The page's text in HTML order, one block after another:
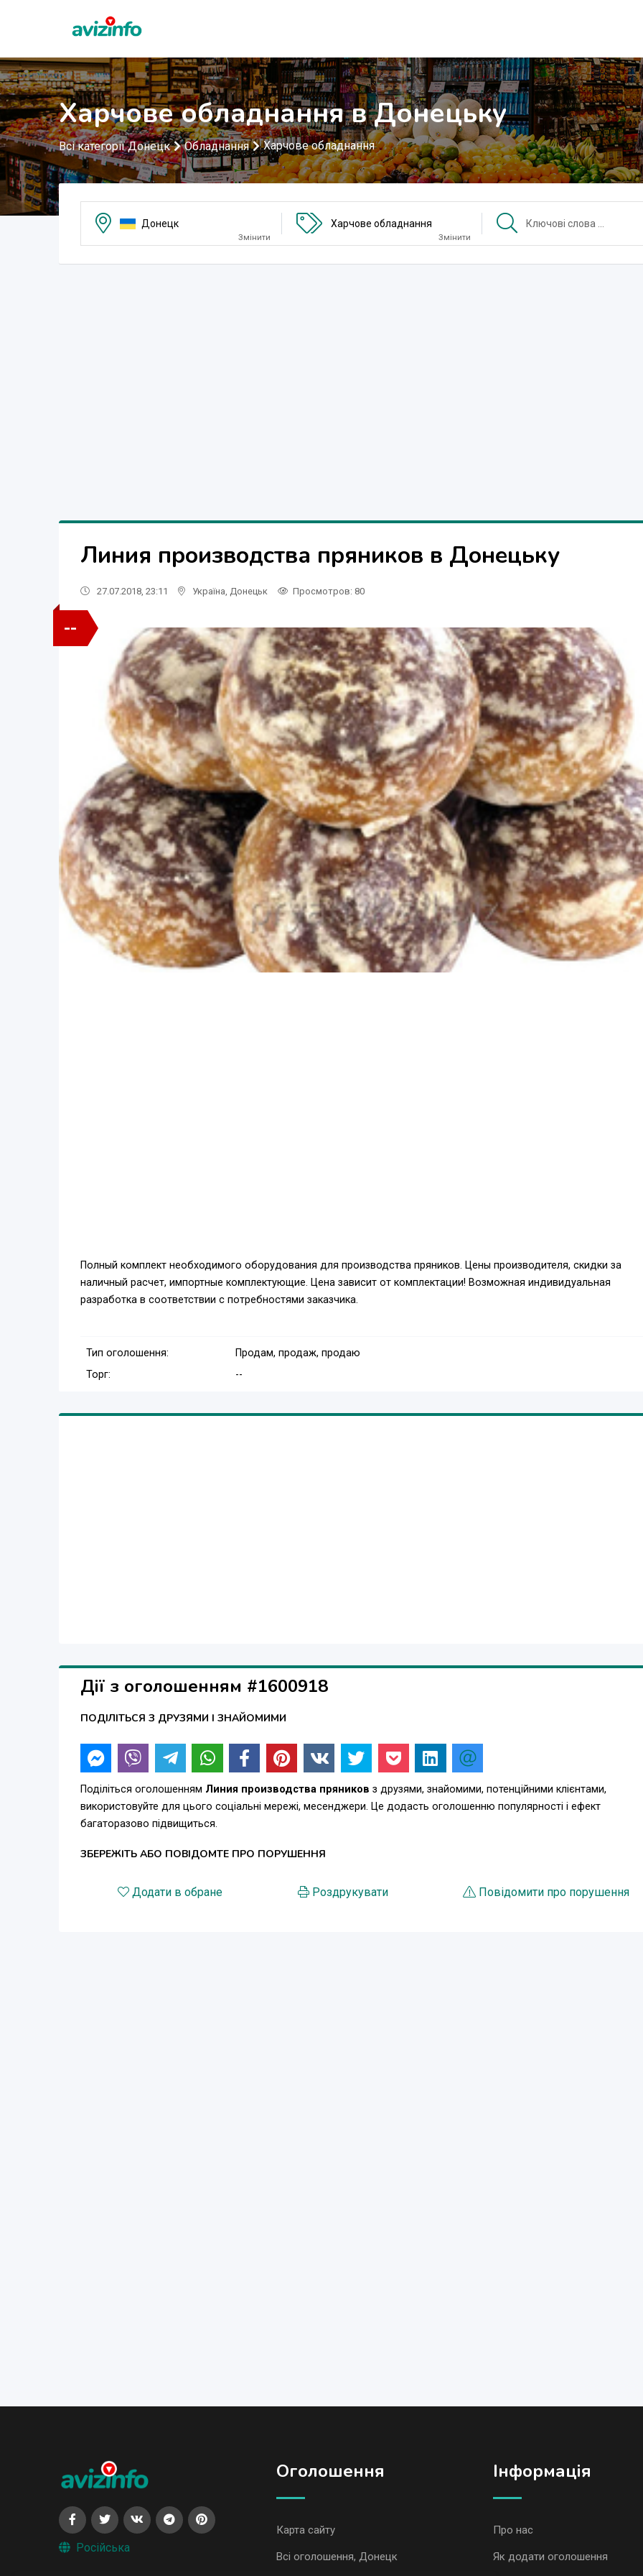
Харчове обладнання в Донецьку
Всі категорії Донецк Обладнання Харчове обладнання
Донецк
Змінити
Харчове обладнання
Змінити
Линия производства пряников в Донецьку
27.07.2018, 23:11 Україна Донецьк Просмотров: 80
--
Полный комплект необходимого оборудования для производства пряников. Цены производителя, скидки за
наличный расчет, импортные комплектующие. Цена зависит от комплектации! Возможная индивидуальная
разработка в соответствии с потребностями заказчика.
Тип оголошення:
Продам, продаж, продаю
Торг:
--
Дії з оголошенням #1600918
ПОДІЛІТЬСЯ З ДРУЗЯМИ І ЗНАЙОМИМИ
Поділіться оголошенням Линия производства пряников з друзями, знайомими, потенційними клієнтами,
використовуйте для цього соціальні мережі, месенджери. Це додасть оголошенню популярності і ефект
багаторазово підвищиться.
ЗБЕРЕЖІТЬ АБО ПОВІДОМТЕ ПРО ПОРУШЕННЯ
Додати в обране Роздрукувати Повідомити про порушення
Російська
Оголошення
Карта сайту
Всі оголошення, Донецк
Iнформація
Про нас
Як додати оголошення